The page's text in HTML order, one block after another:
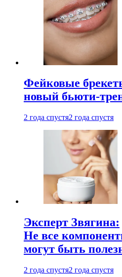
Фейковые
новый бьюти-
2 года спустя2 года спустя
Эксперт Звягина:
Не все
могут быть
2 года спустя2 года спустя